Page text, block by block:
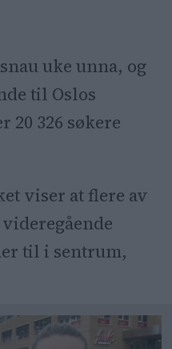
uke unna, og
til Oslos
20 326 søkere
viser at flere av
til i sentrum,